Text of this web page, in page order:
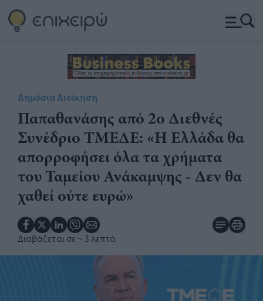
Δημόσια Διοίκηση
Παπαθανάσης από 2ο Διεθνές
Συνέδριο ΤΜΕΔΕ: «Η Ελλάδα θα
απορροφήσει όλα τα χρήματα
του Ταμείου Ανάκαμψης - Δεν θα
χαθεί ούτε ευρώ»
Διαβάζεται σε ~ 3 λεπτά